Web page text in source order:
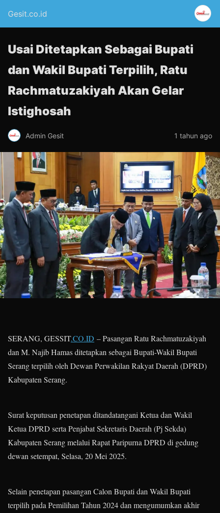
Gesit.co.id
Usai Ditetapkan Sebagai Bupati
dan Wakil Bupati Terpilih, Ratu
Rachmatuzakiyah Akan Gelar
Istighosah
Admin Gesit 1 tahun ago
SERANG, GESSIT.CO.ID – Pasangan Ratu Rachmatuzakiyah
dan M. Najib Hamas ditetapkan sebagai Bupati-Wakil Bupati
Serang terpilih oleh Dewan Perwakilan Rakyat Daerah (DPRD)
Kabupaten Serang.
Surat keputusan penetapan ditandatangani Ketua dan Wakil
Ketua DPRD serta Penjabat Sekretaris Daerah (Pj Sekda)
Kabupaten Serang melalui Rapat Paripurna DPRD di gedung
dewan setempat, Selasa, 20 Mei 2025.
Selain penetapan pasangan Calon Bupati dan Wakil Bupati
terpilih pada Pemilihan Tahun 2024 dan mengumumkan akhir